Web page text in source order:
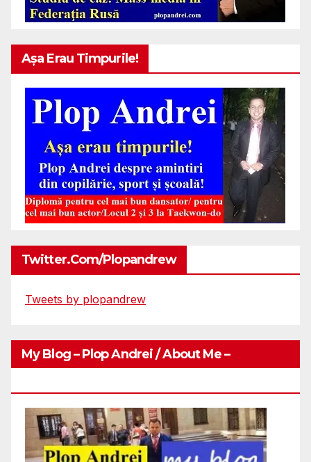
Așa Erau Timpurile!
Twitter.com/plopandrew
Tweets by plopandrew
My Blog – Plop Andrei / About Me –